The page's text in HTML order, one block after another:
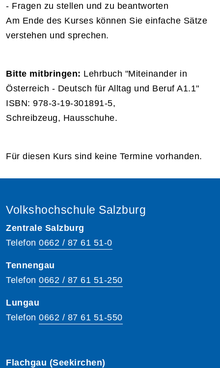
- Fragen zu stellen und zu beantworten
Am Ende des Kurses können Sie einfache Sätze
verstehen und sprechen.
Bitte mitbringen: Lehrbuch "Miteinander in
Österreich - Deutsch für Alltag und Beruf A1.1"
ISBN: 978-3-19-301891-5,
Schreibzeug, Hausschuhe.
Für diesen Kurs sind keine Termine vorhanden.
Volkshochschule Salzburg
Zentrale Salzburg
Telefon 0662 / 87 61 51-0
Tennengau
Telefon 0662 / 87 61 51-250
Lungau
Telefon 0662 / 87 61 51-550
Flachgau (Seekirchen)